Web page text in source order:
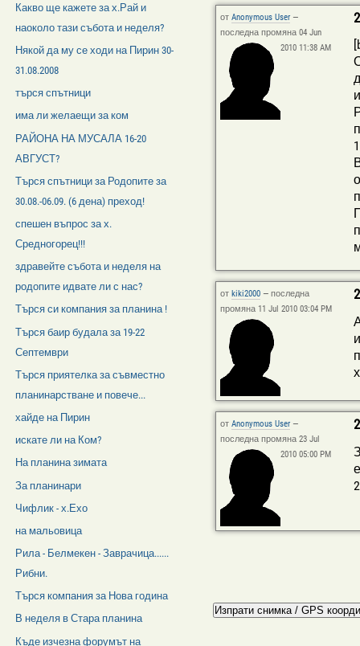
отAnonymous User —
последна промяна 04 Jun
2010 11:38 AM
от kiki2000 —последна
промяна 11 Jul 2010 03:04 PM
отAnonymous User —
последна промяна 23 Jul
2010 05:00 PM
Какво ще кажете за х.Рай и
наоколо тази събота и неделя?
Някой да му се ходи на Пирин 30-
31.08.2008
търся спътници
има ли желаещи за ком
РАЙОНА НА МУСАЛА 16-20
АВГУСТ?
Търся спътници за Родопите за
30.08.-06.09. (6 дена) преход!
спешен въпрос за х.
Средногорец!!!
здравейте събота и неделя на
родопите идвате ли с нас?
Търся си компания за планина !
Търся баир будала за 19-22
Септември
Търся приятелка за съвместно
планинарстване и повече...
хайде на Пирин
искате ли на Ком?
На планина зимата
За планинари
Чифлик - х.Ехо
на мальовица
Рила - Белмекен - Заврачица......
Рибни.
Търся компания за Нова година
В неделя в Стара планина
Къде изчезна форумът на